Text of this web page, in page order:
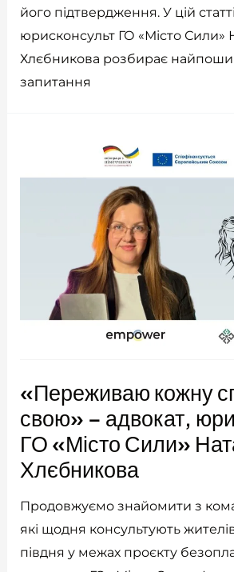
його підтвердження. У цій
юрисконсульт ГО «Місто Сили»
Хлєбникова розбирає
запитання
«Переживаю кожну
свою» – адвокат,
ГО «Місто Сили»
Хлєбникова
Продовжуємо знайомити з
які щодня консультують
півдня у межах проєкту